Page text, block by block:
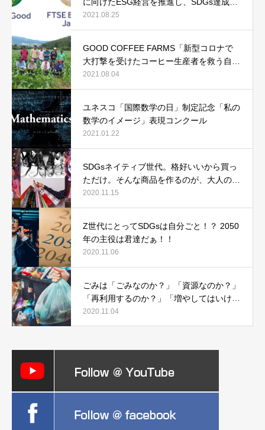
貢献
2021.08.25
GOOD COFFEE FARMS「新型コロナで
大打撃を受けたコーヒー生産者を救う自転
車コーヒープロジェクト」
2021.08.04
ユネスコ「国際数学の日」制定記念「私の
数学のイメージ」表現コンクール
2021.01.22
SDGsネイティブ世代。格好いいから買っ
ただけ。そんな商品を作るのが、大人の仕
事なんだ。
2020.11.15
Z世代にとってSDGsは自分ごと！？ 2050
年の主役は君達だぁ！！
2020.11.06
ごみは「ごみなのか？」「資源なのか？」
「再利用するのか？」「増やしてはいけな
いのか？」
2020.11.04